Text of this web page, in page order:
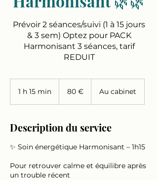
Prévoir 2 séances/suivi (1 à 15 jours
& 3 sem) Optez pour PACK
Harmonisant 3 séances, tarif
REDUIT
1 h 15 min
i
80 € Au cabinet
Description du service
✨ Soin énergétique Harmonisant – 1h15
Pour retrouver calme et équilibre après
un trouble récent